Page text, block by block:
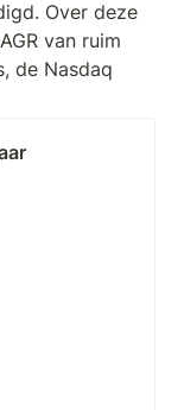
Over deze
van ruim
de Nasdaq